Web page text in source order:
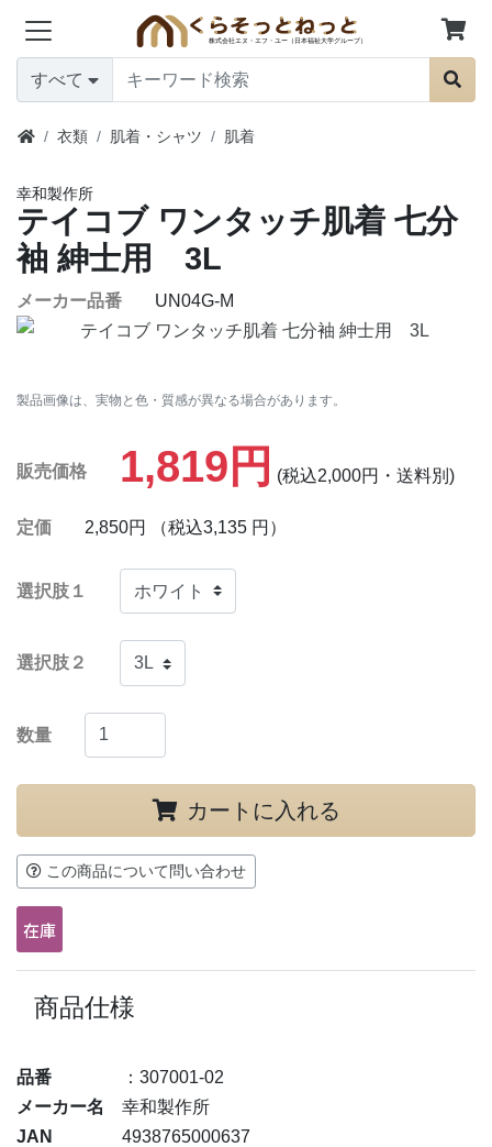
すべて
衣類 肌着・シャツ 肌着
幸和製作所
テイコブ ワンタッチ肌着 七分
袖 紳士用 3L
メーカー品番 UN04G-M
製品画像は、実物と色・質感が異なる場合があります。
販売価格 1,819円 (税込2,000円・送料別)
定価 2,850円 （税込3,135 円）
選択肢１
選択肢２
数量
カートに入れる
この商品について問い合わせ
商品仕様
品番
：307001-02
メーカー名
幸和製作所
JAN
4938765000637